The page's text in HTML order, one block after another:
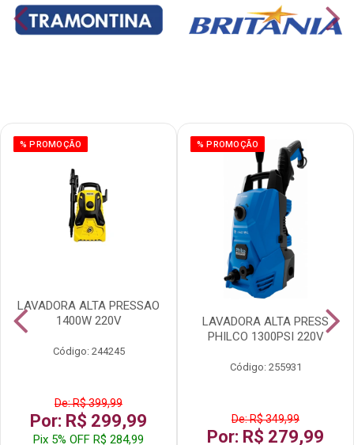
% PROMOÇÃO
LAVADORA ALTA PRESSAO
1400W 220V
Código: 244245
De: R$ 399,99
Por: R$ 299,99
Pix 5% OFF R$ 284,99
% PROMOÇÃO
LAVADORA ALTA PRESS
PHILCO 1300PSI 220V
Código: 255931
De: R$ 349,99
Por: R$ 279,99